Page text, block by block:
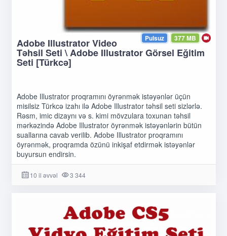
377 MB
Pulsuz
Adobe Illustrator Video
Təhsil Seti \ Adobe Illustrator Görsel Eğitim
Seti [Türkcə]
Adobe Illustrator proqramını öyrənmək istəyənlər üçün
misilsiz Türkcə izahı ilə Adobe Illustrator təhsil seti sizlərlə.
Rəsm, imic dizaynı və s. kimi mövzulara toxunan təhsil
mərkəzində Adobe Illustrator öyrənmək istəyənlərin bütün
suallarına cavab verilib. Adobe Illustrator proqramını
öyrənmək, proqramda özünü inkişaf etdirmək istəyənlər
buyursun endirsin.
10 il əvvəl 3 344